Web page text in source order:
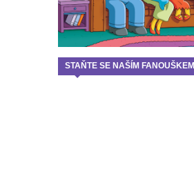
STAŇTE SE NAŠÍM FANOUŠKEM